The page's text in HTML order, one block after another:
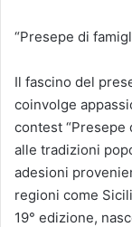
“Presepe di
Il fascino del
coinvolge
contest “Presepe
alle tradizioni
adesioni
regioni come
19° edizione,